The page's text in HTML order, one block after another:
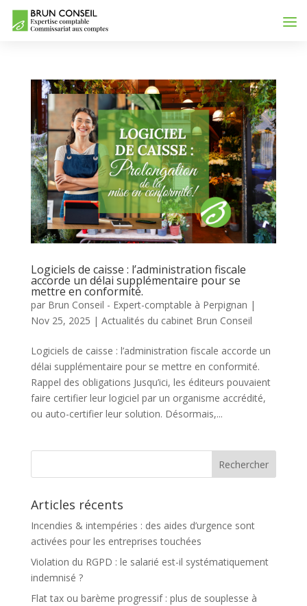
Logiciels de caisse : l’administration fiscale
accorde un délai supplémentaire pour se
mettre en conformité.
par Brun Conseil - Expert-comptable à Perpignan |
Nov 25, 2025 | Actualités du cabinet Brun Conseil
Logiciels de caisse : l’administration fiscale accorde un
délai supplémentaire pour se mettre en conformité.
Rappel des obligations Jusqu’ici, les éditeurs pouvaient
faire certifier leur logiciel par un organisme accrédité,
ou auto-certifier leur solution. Désormais,...
Articles récents
Incendies & intempéries : des aides d’urgence sont
activées pour les entreprises touchées
Violation du RGPD : le salarié est-il systématiquement
indemnisé ?
Flat tax ou barème progressif : plus de souplesse à